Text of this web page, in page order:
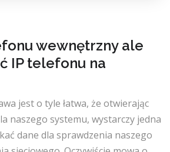
wewnętrzny ale
IP telefonu na
jest o tyle łatwa, że otwierając
naszego systemu, wystarczy jedna
dane dla sprawdzenia naszego